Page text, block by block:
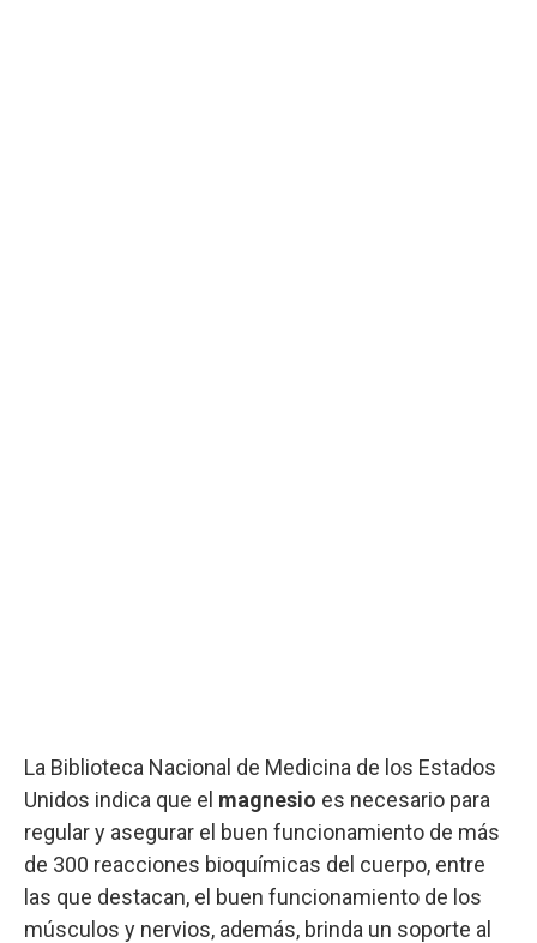
La Biblioteca Nacional de Medicina de los Estados
Unidos indica que el magnesio es necesario para
regular y asegurar el buen funcionamiento de más
de 300 reacciones bioquímicas del cuerpo, entre
las que destacan, el buen funcionamiento de los
músculos y nervios, además, brinda un soporte al